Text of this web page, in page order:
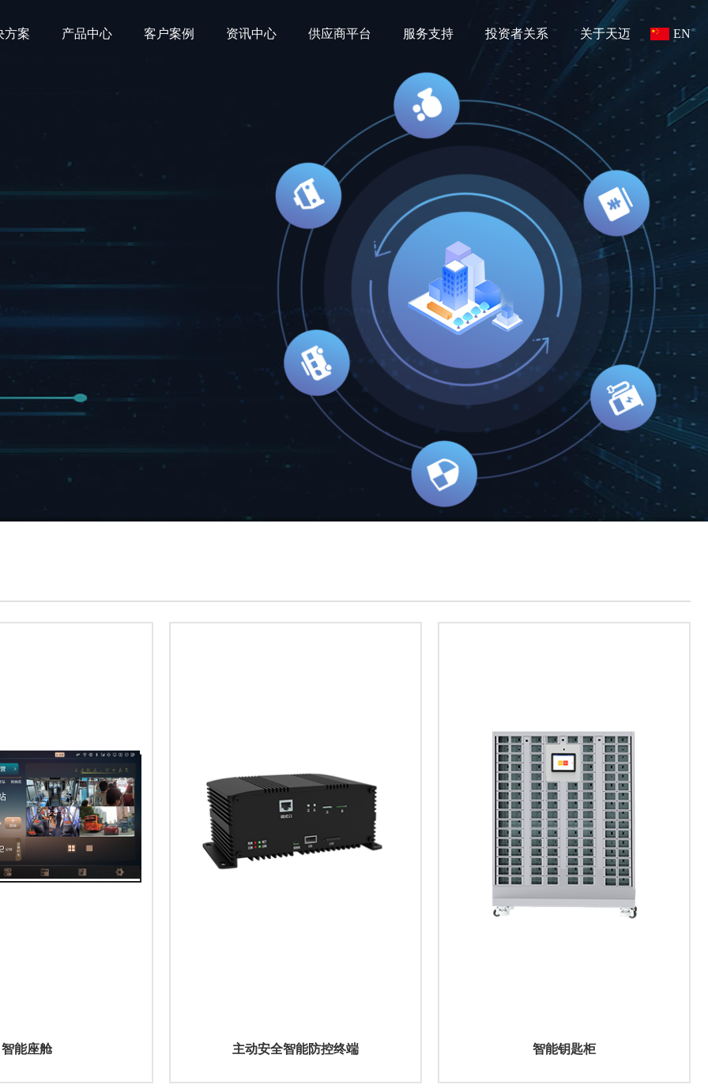
EN
方案 产品中心 客户案例 资讯中心 供应商平台 服务支持 投资者关系 关于天迈
智能座舱 主动安全智能防控终端 智能钥匙柜